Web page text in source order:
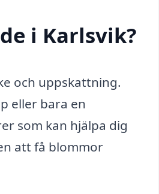
i Karlsvik?
och uppskattning.
eller bara en
som kan hjälpa dig
att få blommor